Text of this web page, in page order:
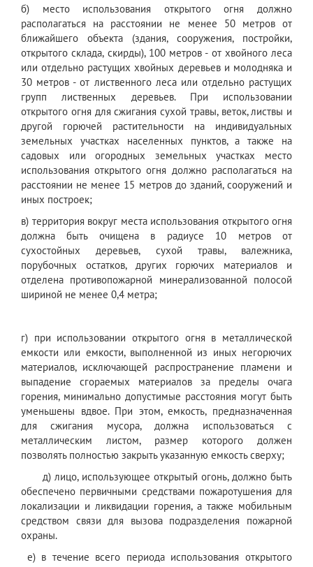
б) место использования открытого огня должно
располагаться на расстоянии не менее 50 метров от
ближайшего объекта (здания, сооружения, постройки,
открытого склада, скирды), 100 метров - от хвойного леса
или отдельно растущих хвойных деревьев и молодняка и
30 метров - от лиственного леса или отдельно растущих
групп лиственных деревьев. При использовании
открытого огня для сжигания сухой травы, веток, листвы и
другой горючей растительности на индивидуальных
земельных участках населенных пунктов, а также на
садовых или огородных земельных участках место
использования открытого огня должно располагаться на
расстоянии не менее 15 метров до зданий, сооружений и
иных построек;
в) территория вокруг места использования открытого огня
должна быть очищена в радиусе 10 метров от
сухостойных деревьев, сухой травы, валежника,
порубочных остатков, других горючих материалов и
отделена противопожарной минерализованной полосой
шириной не менее 0,4 метра;
г) при использовании открытого огня в металлической
емкости или емкости, выполненной из иных негорючих
материалов, исключающей распространение пламени и
выпадение сгораемых материалов за пределы очага
горения, минимально допустимые расстояния могут быть
уменьшены вдвое. При этом, емкость, предназначенная
для сжигания мусора, должна использоваться с
металлическим листом, размер которого должен
позволять полностью закрыть указанную емкость сверху;
д) лицо, использующее открытый огонь, должно быть
обеспечено первичными средствами пожаротушения для
локализации и ликвидации горения, а также мобильным
средством связи для вызова подразделения пожарной
охраны.
е) в течение всего периода использования открытого